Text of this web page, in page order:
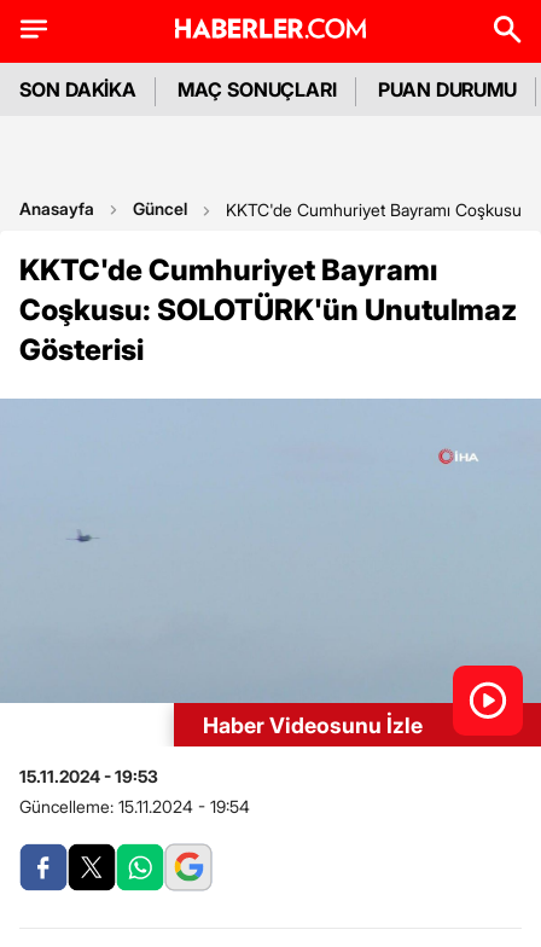
SON DAKİKA MAÇ SONUÇLARI PUAN DURUMU
Anasayfa Güncel KKTC'de Cumhuriyet Bayramı Coşkusu:
KKTC'de Cumhuriyet Bayramı
Coşkusu: SOLOTÜRK'ün Unutulmaz
Gösterisi
Haber Videosunu İzle
15.11.2024 - 19:53
Güncelleme: 15.11.2024 - 19:54